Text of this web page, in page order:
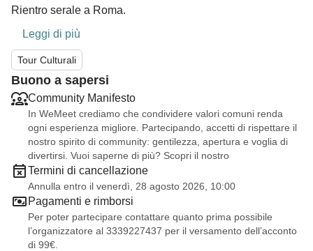
Rientro serale a Roma.
Leggi di più
Tour Culturali
Buono a sapersi
Community Manifesto
In WeMeet crediamo che condividere valori comuni renda
ogni esperienza migliore. Partecipando, accetti di rispettare il
nostro spirito di community: gentilezza, apertura e voglia di
divertirsi. Vuoi saperne di più? Scopri il nostro
Termini di cancellazione
Annulla entro il venerdì, 28 agosto 2026, 10:00
Pagamenti e rimborsi
Per poter partecipare contattare quanto prima possibile
l’organizzatore al 3339227437 per il versamento dell’acconto
di 99€.